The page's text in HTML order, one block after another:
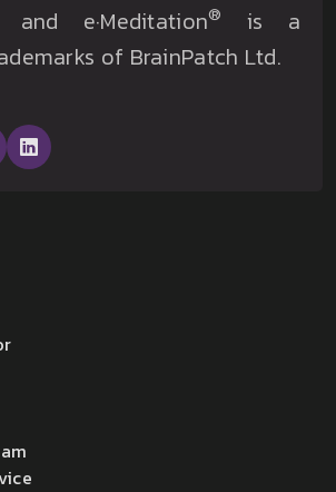
and e·Meditation®
is a
of BrainPatch Ltd.